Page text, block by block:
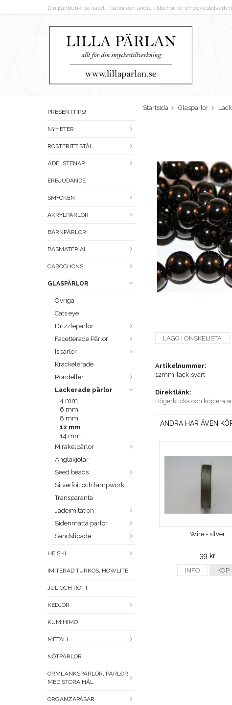
Din pärlbutik på nätet - pärlor och andra tillbehör för
PRESENTTIPS!
NYHETER
ROSTFRITT STÅL
ÄDELSTENAR
ERBJUDANDE
SMYCKEN
AKRYLPÄRLOR
BARNPÄRLOR
BASMATERIAL
CABOCHONS
GLASPÄRLOR
Övriga
Cats eye
Drizzlepärlor
Facetterade Pärlor
Ispärlor
Krackelerade
Rondeller
Lackerade pärlor
4 mm
6 mm
8 mm
12 mm
14 mm
Mirakelpärlor
Änglakjolar
Seed beads
Silverfoil och lampwork
Transparanta
Jadeimitation
Sidenmatta pärlor
Sandslipade
HEISHI
IMITERAD TURKOS, HOWLITE
JUL OCH RÖTT
KEDJOR
KUMIHIMO
METALL
NÖTPÄRLOR
ORMLÄNKSPÄRLOR, PÄRLOR
MED STORA HÅL
ORGANZAPÅSAR
Startsida Glaspärlor
LÄGG I ÖNSKELISTA
Artikelnummer:
12mm-lack-svart
Direktlänk:
Högerklicka och kopiera
ANDRA HAR ÄVEN
Wire - silver
39 kr
INFO KÖP